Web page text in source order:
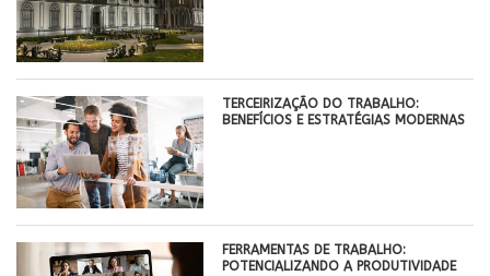
TERCEIRIZAÇÃO DO TRABALHO:
BENEFÍCIOS E ESTRATÉGIAS MODERNAS
FERRAMENTAS DE TRABALHO:
POTENCIALIZANDO A PRODUTIVIDADE